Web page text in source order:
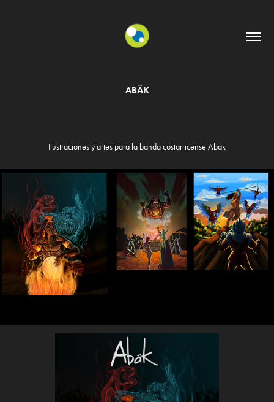
ABÄK
Ilustraciones y artes para la banda costarricense Abäk